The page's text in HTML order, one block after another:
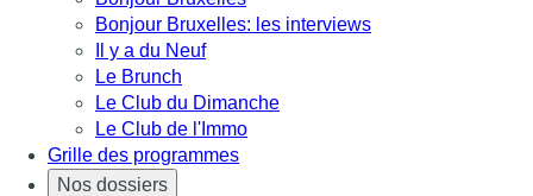
Bonjour Bruxelles: les interviews
Il y a du Neuf
Le Brunch
Le Club du Dimanche
Le Club de l'Immo
Grille des programmes
Nos dossiers